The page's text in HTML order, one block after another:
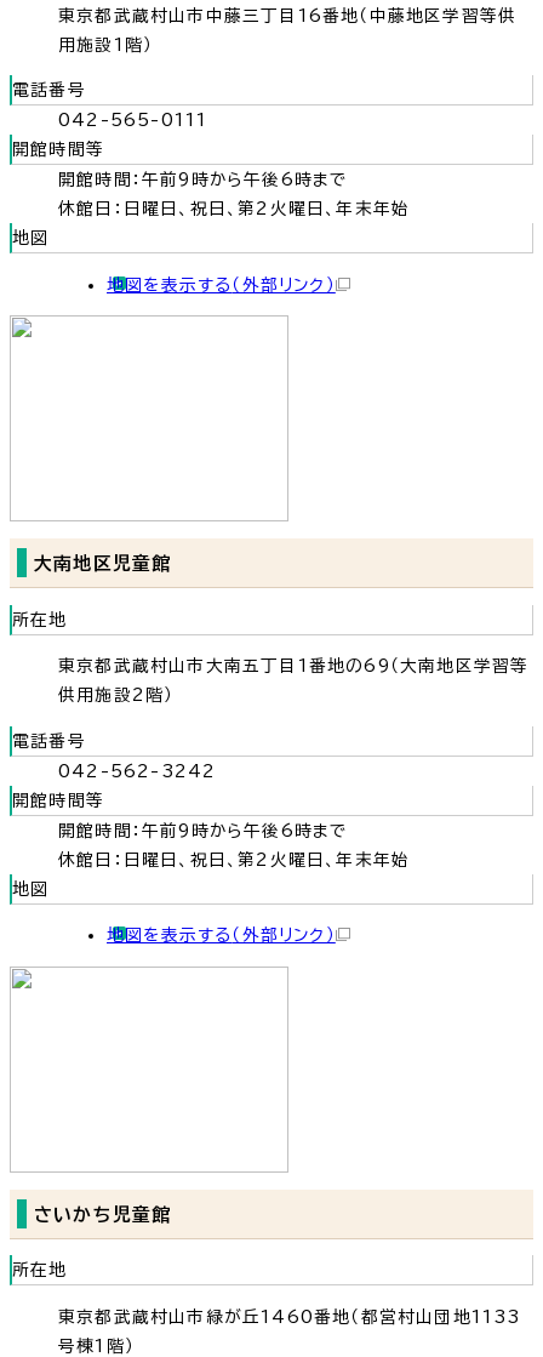
東京都武蔵村山市中藤三丁目16番地（中藤地区学習等供
用施設1階）
電話番号
042-565-0111
開館時間等
開館時間：午前9時から午後6時まで
休館日：日曜日、祝日、第2火曜日、年末年始
地図
地図を表示する （外部リンク）
大南地区児童館
所在地
東京都武蔵村山市大南五丁目1番地の69（大南地区学習等
供用施設2階）
電話番号
042-562-3242
開館時間等
開館時間：午前9時から午後6時まで
休館日：日曜日、祝日、第2火曜日、年末年始
地図
地図を表示する （外部リンク）
さいかち児童館
所在地
東京都武蔵村山市緑が丘1460番地（都営村山団地1133
号棟1階）